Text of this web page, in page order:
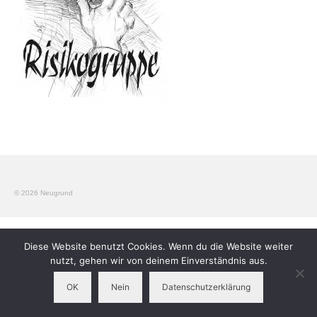
Workshops
Elterngruppen
Verein
© 2026 Neugrund
Diese Website benutzt Cookies. Wenn du die Website weiter
nutzt, gehen wir von deinem Einverständnis aus.
OK Nein Datenschutzerklärung